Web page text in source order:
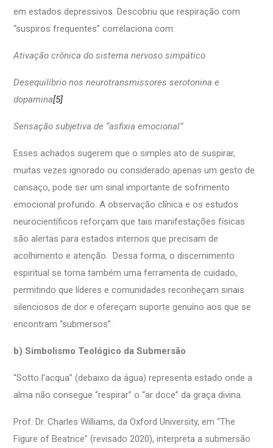
em estados depressivos. Descobriu que respiração com
“suspiros frequentes” correlaciona com:
Ativação crônica do sistema nervoso simpático
Desequilíbrio nos neurotransmissores serotonina e
dopamina[5]
Sensação subjetiva de “asfixia emocional”
Esses achados sugerem que o simples ato de suspirar,
muitas vezes ignorado ou considerado apenas um gesto de
cansaço, pode ser um sinal importante de sofrimento
emocional profundo. A observação clínica e os estudos
neurocientíficos reforçam que tais manifestações físicas
são alertas para estados internos que precisam de
acolhimento e atenção. Dessa forma, o discernimento
espiritual se torna também uma ferramenta de cuidado,
permitindo que líderes e comunidades reconheçam sinais
silenciosos de dor e ofereçam suporte genuíno aos que se
encontram “submersos”.
b) Simbolismo Teológico da Submersão
“Sotto l’acqua” (debaixo da água) representa estado onde a
alma não consegue “respirar” o “ar doce” da graça divina.
Prof. Dr. Charles Williams, da Oxford University, em “The
Figure of Beatrice” (revisado 2020), interpreta a submersão